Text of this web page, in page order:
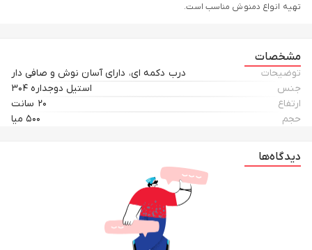
تهیه انواع دمنوش مناسب است.
مشخصات
توضیحات
درب دکمه ای، دارای آسان نوش و صافی دار
جنس
استیل دوجداره ۳۰۴
ارتفاع
۲۰ سانت
حجم
۵۰۰ میا
دیدگاه‌ها